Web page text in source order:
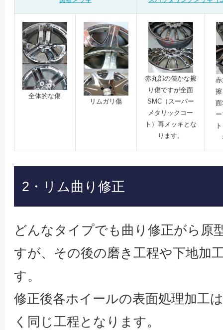
全体的な傷
リムガリ傷
赤丸部の僅かな擦
り傷ですが全面
SMC（スーパー
メタリックコー
ト）再メッキとな
ります。
2・リム曲り修正
どんなタイプでも曲り修正がら原
すが、その後の磨き工程や下地加
す。
修正後各ホイールの表面処理加工
く同じ工程となります。